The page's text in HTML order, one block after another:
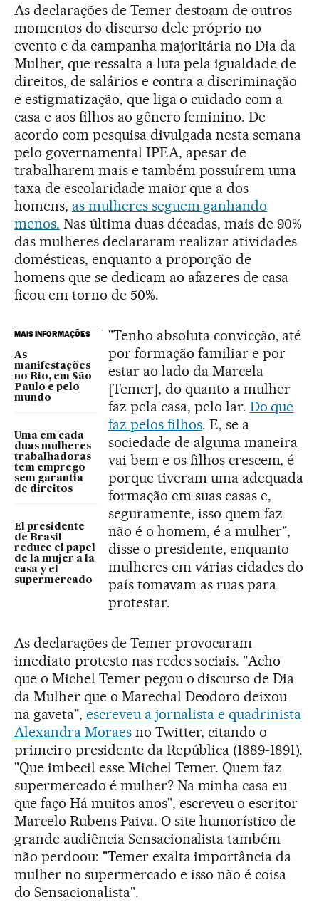
As declarações de Temer destoam de outros
momentos do discurso dele próprio no
evento e da campanha majoritária no Dia da
Mulher, que ressalta a luta pela igualdade de
direitos, de salários e contra a discriminação
e estigmatização, que liga o cuidado com a
casa e aos filhos ao gênero feminino. De
acordo com pesquisa divulgada nesta semana
pelo governamental IPEA, apesar de
trabalharem mais e também possuírem uma
taxa de escolaridade maior que a dos
homens, as mulheres seguem ganhando
menos. Nas última duas décadas, mais de 90%
das mulheres declararam realizar atividades
domésticas, enquanto a proporção de
homens que se dedicam ao afazeres de casa
ficou em torno de 50%.
MAIS INFORMAÇÕES
As
manifestações
no Rio, em São
Paulo e pelo
mundo
Uma em cada
duas mulheres
trabalhadoras
tem emprego
sem garantia
de direitos
El presidente
de Brasil
reduce el papel
de la mujer a la
casa y el
supermercado
"Tenho absoluta convicção, até
por formação familiar e por
estar ao lado da Marcela
[Temer], do quanto a mulher
faz pela casa, pelo lar. Do que
faz pelos filhos. E, se a
sociedade de alguma maneira
vai bem e os filhos crescem, é
porque tiveram uma adequada
formação em suas casas e,
seguramente, isso quem faz
não é o homem, é a mulher",
disse o presidente, enquanto
mulheres em várias cidades do
país tomavam as ruas para
protestar.
As declarações de Temer provocaram
imediato protesto nas redes sociais. "Acho
que o Michel Temer pegou o discurso de Dia
da Mulher que o Marechal Deodoro deixou
na gaveta", escreveu a jornalista e quadrinista
Alexandra Moraesno Twitter, citando o
primeiro presidente da República (1889-1891).
"Que imbecil esse Michel Temer. Quem faz
supermercado é mulher? Na minha casa eu
que faço Há muitos anos", escreveu o escritor
Marcelo Rubens Paiva. O site humorístico de
grande audiência Sensacionalista também
não perdoou: "Temer exalta importância da
mulher no supermercado e isso não é coisa
do Sensacionalista".